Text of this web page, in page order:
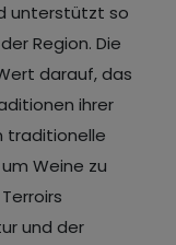
unterstützt so
Region. Die
darauf, das
ihrer
traditionelle
Weine zu
und der